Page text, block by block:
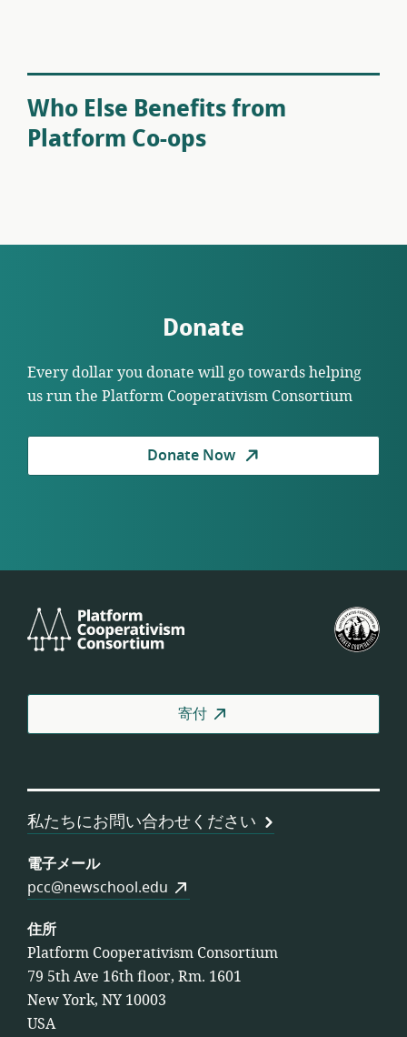
Who Else Benefits from
Platform Co-ops
Donate
Every dollar you donate will go towards helping
us run the Platform Cooperativism Consortium
Donate Now
Cooperativism
国
合
寄付
私たちにお問い合わせください
電子メール
pcc@newschool.edu
住所
Platform Cooperativism Consortium
79 5th Ave 16th floor, Rm. 1601
New York, NY 10003
USA